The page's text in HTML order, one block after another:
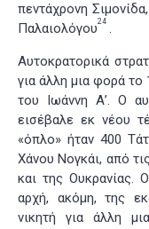
πεντάχρονη
Παλαιολόγου24 .
Αυτοκρατορικά
για άλλη μια φορά το
του Ιωάννη Α’. Ο
εισέβαλε εκ νέου
«όπλο» ήταν 400
Χάνου Νογκάι, από
και της Ουκρανίας.
αρχή, ακόμη, της
νικητή για άλλη